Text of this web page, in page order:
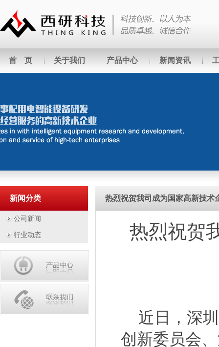
首 页 关于我们 产品中心 新闻资讯
新闻分类
公司新闻
行业动态
热烈祝贺我司成为国家高新技术
热烈祝贺
近日，深圳
创新委员会